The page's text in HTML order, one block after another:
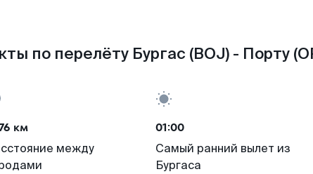
по перелёту Бургас (BOJ) - Порту
км
между
01:00
Самый ранний вылет из
Бургаса